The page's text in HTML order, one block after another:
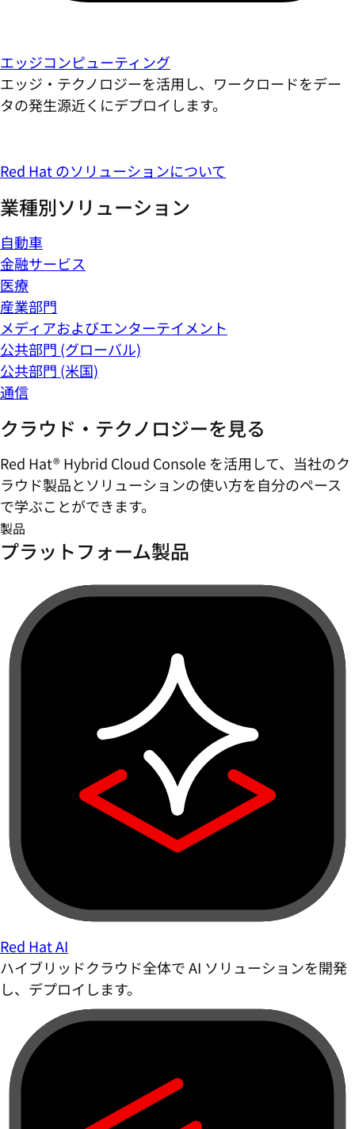
エッジコンピューティング
エッジ・テクノロジーを活用し、ワークロードをデー
タの発生源近くにデプロイします。
Red Hat のソリューションについて
業種別ソリューション
自動車
金融サービス
医療
産業部門
メディアおよびエンターテイメント
公共部門 (グローバル)
公共部門 (米国)
通信
クラウド・テクノロジーを見る
Red Hat® Hybrid Cloud Console を活用して、当社のク
ラウド製品とソリューションの使い方を自分のペース
で学ぶことができます。
製品
プラットフォーム製品
Red Hat AI
ハイブリッドクラウド全体で AI ソリューションを開発
し、デプロイします。